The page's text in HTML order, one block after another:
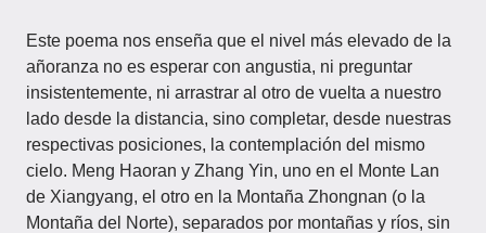
Este poema nos enseña que el nivel más elevado de la
añoranza no es esperar con angustia, ni preguntar
insistentemente, ni arrastrar al otro de vuelta a nuestro
lado desde la distancia, sino completar, desde nuestras
respectivas posiciones, la contemplación del mismo
cielo. Meng Haoran y Zhang Yin, uno en el Monte Lan
de Xiangyang, el otro en la Montaña Zhongnan (o la
Montaña del Norte), separados por montañas y ríos, sin